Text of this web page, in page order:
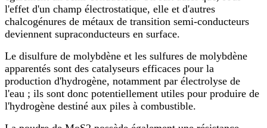
l'effet d'un champ électrostatique, elle et d'autres
chalcogénures de métaux de transition semi-conducteurs
deviennent supraconducteurs en surface.
Le disulfure de molybdène et les sulfures de molybdène
apparentés sont des catalyseurs efficaces pour la
production d'hydrogène, notamment par électrolyse de
l'eau ; ils sont donc potentiellement utiles pour produire de
l'hydrogène destiné aux piles à combustible.